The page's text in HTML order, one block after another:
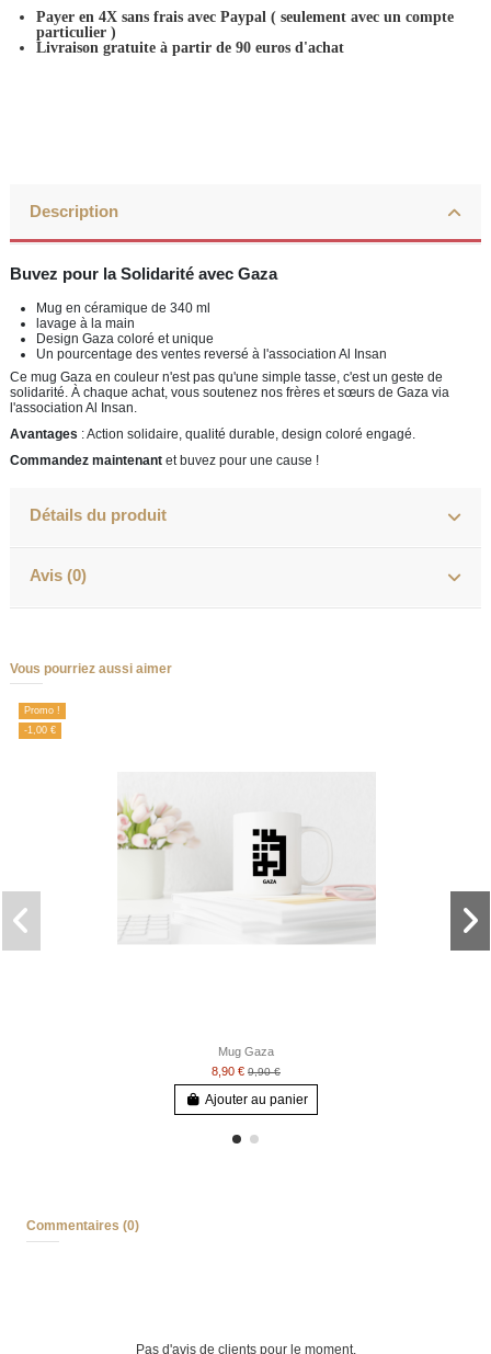
Payer en 4X sans frais avec Paypal ( seulement avec un compte
particulier )
Livraison gratuite à partir de 90 euros d'achat
Description
Buvez pour la Solidarité avec Gaza
Mug en céramique de 340 ml
lavage à la main
Design Gaza coloré et unique
Un pourcentage des ventes reversé à l'association Al Insan
Ce mug Gaza en couleur n'est pas qu'une simple tasse, c'est un geste de
solidarité. À chaque achat, vous soutenez nos frères et sœurs de Gaza via
l'association Al Insan.
Avantages : Action solidaire, qualité durable, design coloré engagé.
Commandez maintenant et buvez pour une cause !
Détails du produit
Avis (0)
Vous pourriez aussi aimer
Promo !
-1,00 €
Mug Gaza
8,90 € 9,90 €
Ajouter au panier
Commentaires (0)
Pas d'avis de clients pour le moment.